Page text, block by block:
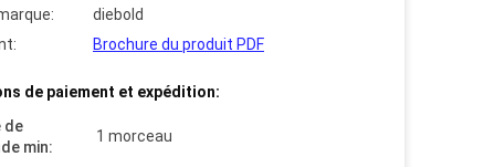
diebold
Brochure du produit PDF
de paiement et expédition:
de
min:
1 morceau